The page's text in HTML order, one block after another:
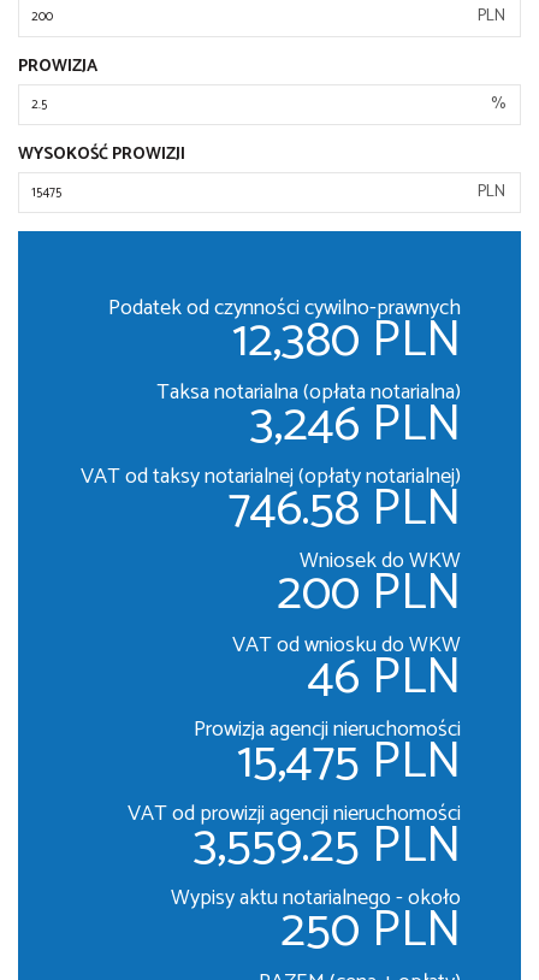
PLN
PROWIZJA
%
WYSOKOŚĆ PROWIZJI
PLN
Podatek od czynności cywilno-prawnych
12,380 PLN
Taksa notarialna (opłata notarialna)
3,246 PLN
VAT od taksy notarialnej (opłaty notarialnej)
746.58 PLN
Wniosek do WKW
200 PLN
VAT od wniosku do WKW
46 PLN
Prowizja agencji nieruchomości
15,475 PLN
VAT od prowizji agencji nieruchomości
3,559.25 PLN
Wypisy aktu notarialnego - około
250 PLN